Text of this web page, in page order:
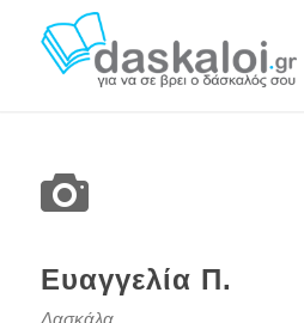
Ευαγγελία Π.
Δασκάλα